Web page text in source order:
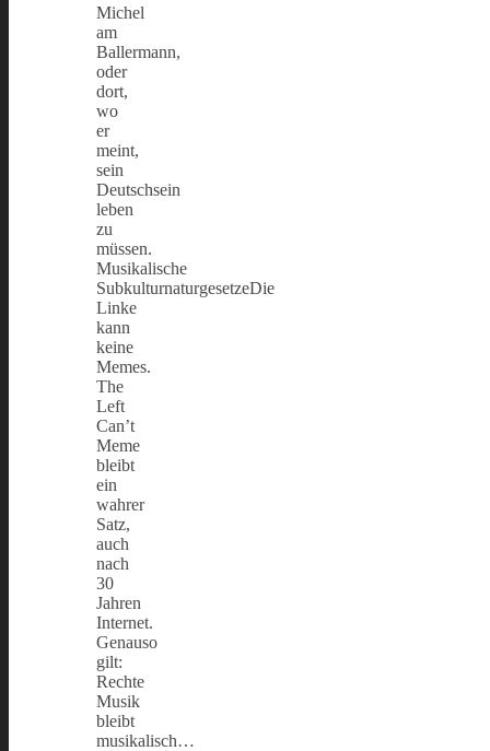
Michel
am
Ballermann,
oder
dort,
wo
er
meint,
sein
Deutschsein
leben
zu
müssen.
Musikalische
SubkulturnaturgesetzeDie
Linke
kann
keine
Memes.
The
Left
Can’t
Meme
bleibt
ein
wahrer
Satz,
auch
nach
30
Jahren
Internet.
Genauso
gilt:
Rechte
Musik
bleibt
musikalisch…